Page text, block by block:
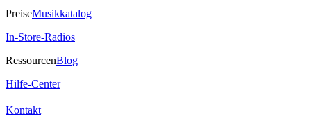
PreiseMusikkatalog
In-Store-Radios
RessourcenBlog
Hilfe-Center
Kontakt